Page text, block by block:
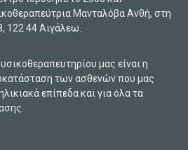
Μανταλόβα Ανθή, στη
122 44 Αιγάλεω.
μας είναι η
των ασθενών που μας
επίπεδα και για όλα τα